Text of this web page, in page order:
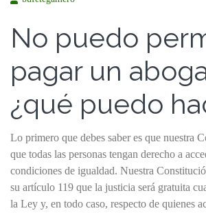
No puedo
pagar un
¿qué puedo
Lo primero que debes saber es que nuestra
que todas las personas tengan derecho a
condiciones de igualdad. Nuestra
su artículo 119 que la justicia será gratuita
la Ley y, en todo caso, respecto de quienes